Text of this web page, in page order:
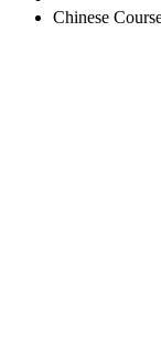
Chinese